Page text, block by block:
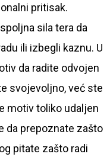
pritisak.
sila tera da
ili izbegli kaznu. U
da radite odvojen
svojevoljno, već ste
motiv toliko udaljen
da prepoznate zašto
pitate zašto radi